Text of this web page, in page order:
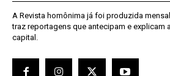
A Revista homônima já foi produzida
traz reportagens que antecipam e explicam
capital.